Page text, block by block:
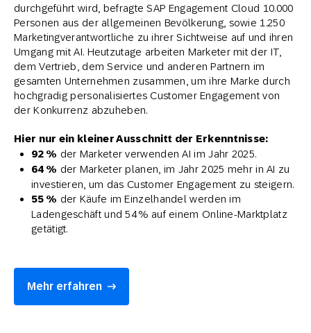
durchgeführt wird, befragte SAP Engagement Cloud 10.000
Personen aus der allgemeinen Bevölkerung, sowie 1.250
Marketingverantwortliche zu ihrer Sichtweise auf und ihren
Umgang mit AI. Heutzutage arbeiten Marketer mit der IT,
dem Vertrieb, dem Service und anderen Partnern im
gesamten Unternehmen zusammen, um ihre Marke durch
hochgradig personalisiertes Customer Engagement von
der Konkurrenz abzuheben.
Hier nur ein kleiner Ausschnitt der Erkenntnisse:
92 % der Marketer verwenden AI im Jahr 2025.
64 % der Marketer planen, im Jahr 2025 mehr in AI zu
investieren, um das Customer Engagement zu steigern.
55 % der Käufe im Einzelhandel werden im
Ladengeschäft und 54 % auf einem Online-Marktplatz
getätigt.
Mehr erfahren